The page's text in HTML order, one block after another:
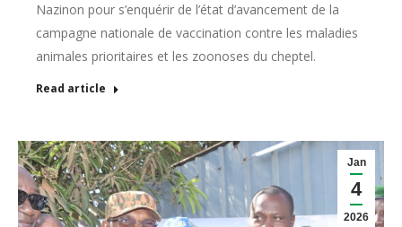
Nazinon pour s’enquérir de l’état d’avancement de la
campagne nationale de vaccination contre les maladies
animales prioritaires et les zoonoses du cheptel.
Read article
Jan
4
2026